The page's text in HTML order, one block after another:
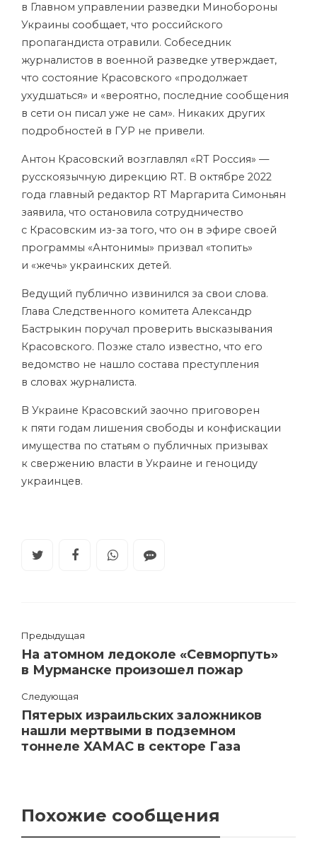
в Главном управлении разведки Минобороны
Украины сообщает, что российского
пропагандиста отравили. Собеседник
журналистов в военной разведке утверждает,
что состояние Красовского «продолжает
ухудшаться» и «вероятно, последние сообщения
в сети он писал уже не сам». Никаких других
подробностей в ГУР не привели.
Антон Красовский возглавлял «RT Россия» —
русскоязычную дирекцию RT. В октябре 2022
года главный редактор RT Маргарита Симоньян
заявила, что остановила сотрудничество
с Красовским из-за того, что он в эфире своей
программы «Антонимы» призвал «топить»
и «жечь» украинских детей.
Ведущий публично извинился за свои слова.
Глава Следственного комитета Александр
Бастрыкин поручал проверить высказывания
Красовского. Позже стало известно, что его
ведомство не нашло состава преступления
в словах журналиста.
В Украине Красовский заочно приговорен
к пяти годам лишения свободы и конфискации
имущества по статьям о публичных призывах
к свержению власти в Украине и геноциду
украинцев.
Предыдущая
На атомном ледоколе «Севморпуть»
в Мурманске произошел пожар
Следующая
Пятерых израильских заложников
нашли мертвыми в подземном
тоннеле ХАМАС в секторе Газа
Похожие сообщения